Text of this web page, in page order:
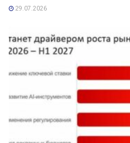
29.07.2026